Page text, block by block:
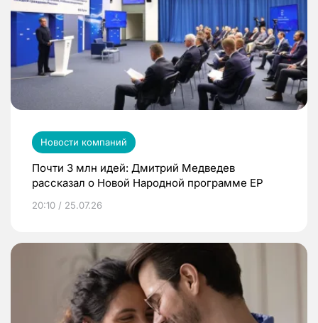
Новости компаний
Почти 3 млн идей: Дмитрий Медведев
рассказал о Новой Народной программе ЕР
20:10 / 25.07.26